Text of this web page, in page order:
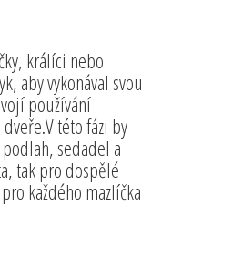
králíci nebo
aby vykonával svou
používání
této fázi by
sedadel a
tak pro dospělé
každého mazlíčka